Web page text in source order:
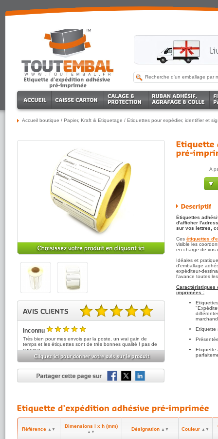
Accueil boutique / Papier, Kraft & Etiquetage / Etiquettes pour expédier, identifier et
5.00 sur 5 basé sur 3 note(s).
Inconnu
5
Très bien pour mes envois par la poste, un vrai gain de
temps et les étiquettes sont de très bonnes qualité ! pas de
surprise
(réf:PAPETIQEXPE128)
Pratique lorsque tout l'informatique plante d'avoir de quoi
A
Étiquettes
d'afficher
sur vos lettres,
Ces étiquettes
visible les
en charge de vos
Idéales et
d'emballage
expéditeur-
l'avance toutes
Caractéristiques
imprimées :
Etiquette
Etiquette
Référence ▲▼
Dimensions l x h (mm)
▲▼
Désignation ▲▼ Couleur ▲▼